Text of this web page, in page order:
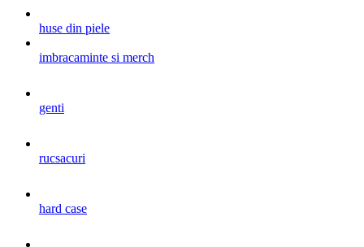
huse din piele
imbracaminte si merch
genti
rucsacuri
hard case